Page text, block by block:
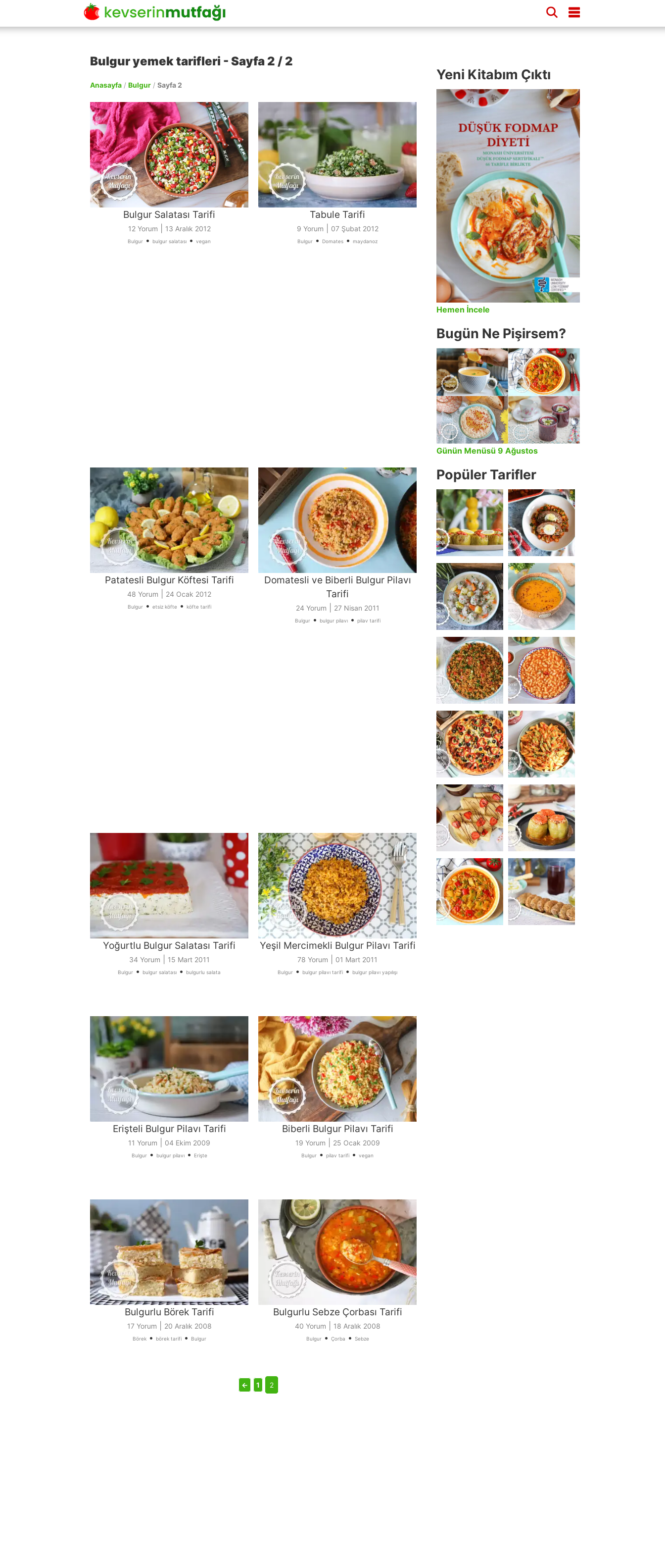
Bulgur yemek tarifleri - Sayfa 2 / 2
Anasayfa / Bulgur / Sayfa 2
Bulgur Salatası Tarifi
12 Yorum 13 Aralık 2012
Bulgur • bulgur salatası • vegan
Tabule Tarifi
9 Yorum 07 Şubat 2012
Bulgur • Domates • maydanoz
Patatesli Bulgur Köftesi Tarifi
48 Yorum 24 Ocak 2012
Bulgur• etsiz köfte• köfte tarifi
Domatesli ve Biberli Bulgur Pilavı
Tarifi
24 Yorum 27 Nisan 2011
Bulgur• bulgur pilavı• pilav tarifi
Yoğurtlu Bulgur Salatası Tarifi
34 Yorum 15 Mart 2011
Bulgur • bulgur salatası • bulgurlu salata
Yeşil Mercimekli Bulgur Pilavı Tarifi
78 Yorum 01 Mart 2011
Bulgur • bulgur pilavı tarifi • bulgur pilavı yapılışı
Erişteli Bulgur Pilavı Tarifi
11 Yorum 04 Ekim 2009
Bulgur• bulgur pilavı• Erişte
Biberli Bulgur Pilavı Tarifi
19 Yorum 25 Ocak 2009
Bulgur • pilav tarifi • vegan
Bulgurlu Börek Tarifi
17 Yorum 20 Aralık 2008
Börek• börek tarifi• Bulgur
Bulgurlu Sebze Çorbası Tarifi
40 Yorum 18 Aralık 2008
Bulgur• Çorba • Sebze
← 1 2
Yeni Kitabım Çıktı
Hemen İncele
Bugün Ne Pişirsem?
Günün Menüsü 9 Ağustos
Popüler Tarifler